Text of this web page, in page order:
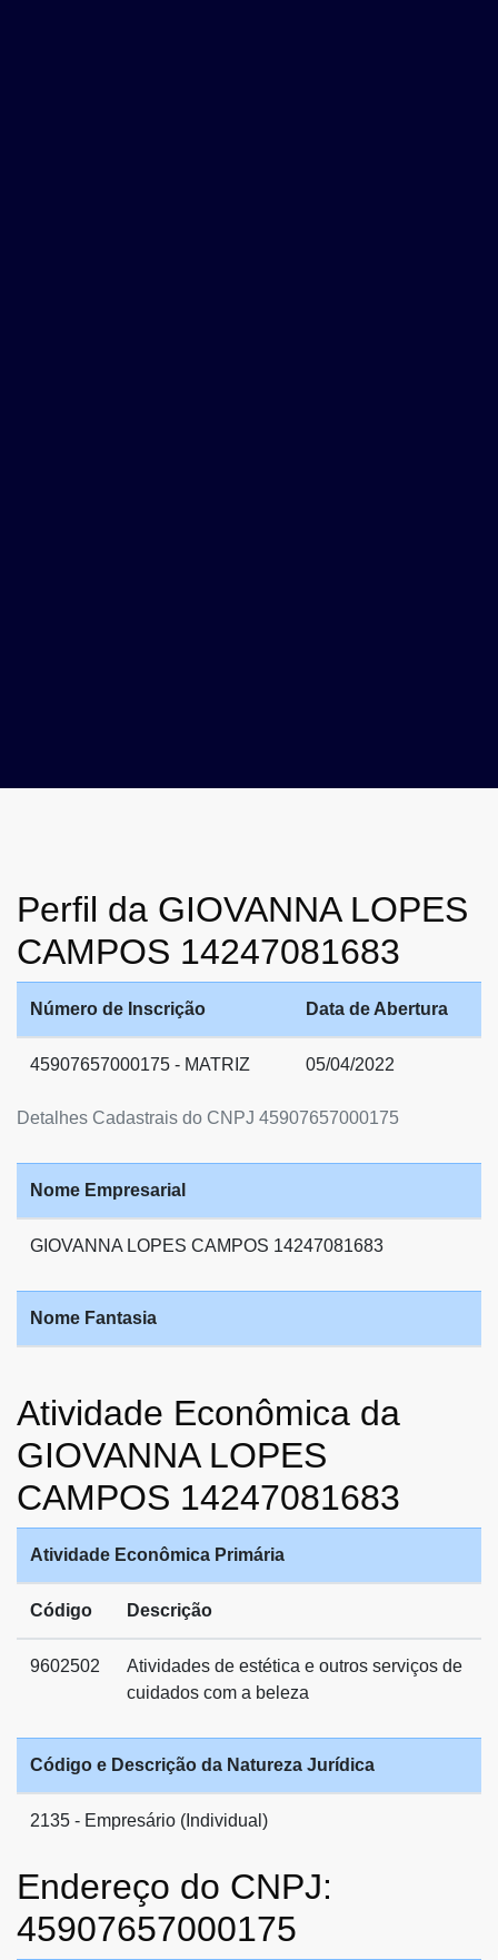
Perfil da GIOVANNA LOPES
CAMPOS 14247081683
Detalhes Cadastrais do CNPJ 45907657000175
Número de Inscrição Data de Abertura
45907657000175 - MATRIZ 05/04/2022
Nome Empresarial
GIOVANNA LOPES CAMPOS 14247081683
Nome Fantasia
Atividade Econômica da
GIOVANNA LOPES
CAMPOS 14247081683
Atividade Econômica Primária
Código Descrição
9602502
Atividades de estética e outros serviços de
cuidados com a beleza
Código e Descrição da Natureza Jurídica
2135 - Empresário (Individual)
Endereço do CNPJ:
45907657000175